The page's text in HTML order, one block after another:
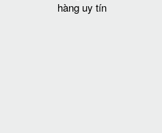
hàng uy tín